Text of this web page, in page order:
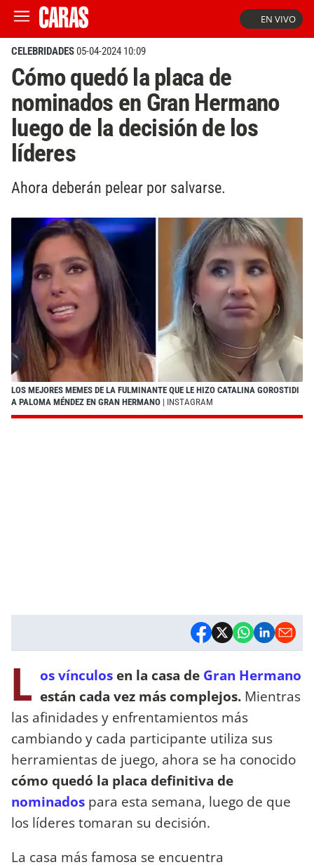
EN VIVO
CELEBRIDADES05-04-2024 10:09
Cómo quedó la placa de
nominados en Gran Hermano
luego de la decisión de los
líderes
Ahora deberán pelear por salvarse.
LOS MEJORES MEMES DE LA FULMINANTE QUE LE HIZO CATALINA GOROSTIDI
A PALOMA MÉNDEZ EN GRAN HERMANO | INSTAGRAM
L os vínculos en la casa de Gran Hermano
están cada vez más complejos. Mientras
las afinidades y enfrentamientos más
cambiando y cada participante utiliza sus
herramientas de juego, ahora se ha conocido
cómo quedó la placa definitiva de
nominados para esta semana, luego de que
los líderes tomaran su decisión.
La casa más famosa se encuentra